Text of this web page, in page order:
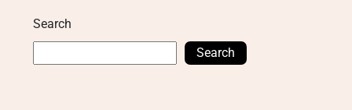
Search
Search